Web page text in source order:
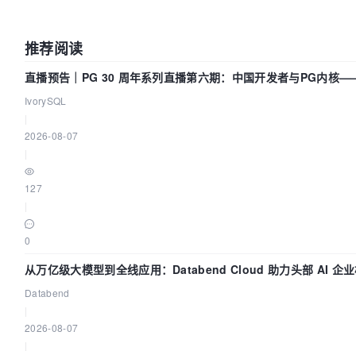
推荐阅读
直播预告｜PG 30 周年系列直播第六期：中国开发者与PG内核
动吗？我们贡献了什么？
IvorySQL
2026-08-07
127
0
从万亿级大模型到全线应用：Databend Cloud 助力头部 AI 企
路 Trace 数据管道
Databend
2026-08-07